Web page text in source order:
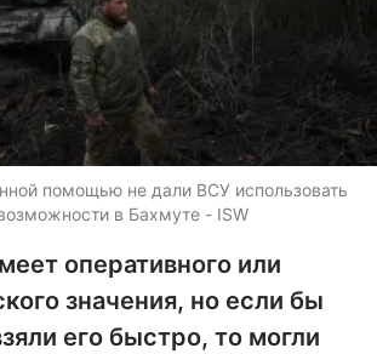
помощью не дали ВСУ использовать
в Бахмуте - ISW
оперативного или
значения, но если бы
его быстро, то могли